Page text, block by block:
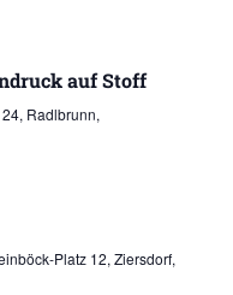
auf Stoff
Radlbrunn,
Platz 12, Ziersdorf,